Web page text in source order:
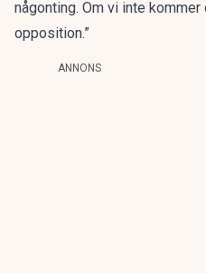
någonting. Om vi inte kommer
opposition.”
ANNONS